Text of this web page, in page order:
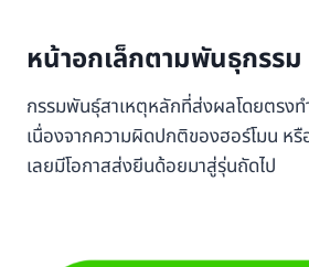
หน้าอกเล็กตามพันธุกรรม
กรรมพันธ์ุสาเหตุหลักที่ส่งผลโดยตรงท
เนื่องจากความผิดปกติของฮอร์โมน ห
เลยมีโอกาสส่งยีนด้อยมาสู่รุ่นถัดไป